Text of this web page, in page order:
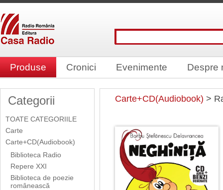
Produse Cronici Evenimente Despre
Categorii
TOATE CATEGORIILE
Carte
Carte+CD(Audiobook)
Biblioteca Radio
Repere XXI
Biblioteca de poezie
românească
Carte+CD(Audiobook) >